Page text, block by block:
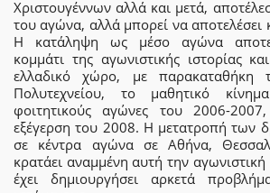
Χριστουγέννων αλλά και μετά,
του αγώνα, αλλά μπορεί να αποτελέσει
Η κατάληψη ως μέσο αγώνα
κομμάτι της αγωνιστικής ιστορίας
ελλαδικό χώρο, με παρακαταθήκη
Πολυτεχνείου, το μαθητικό
φοιτητικούς αγώνες του 2006-
εξέγερση του 2008. Η μετατροπή των
σε κέντρα αγώνα σε Αθήνα,
κρατάει αναμμένη αυτή την
έχει δημιουργήσει αρκετά